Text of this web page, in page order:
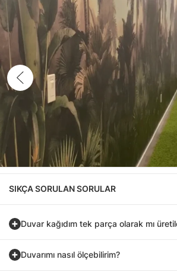
SIKÇA SORULAN SORULAR
Duvar kağıdım tek parça olarak mı
Duvarımı nasıl ölçebilirim?